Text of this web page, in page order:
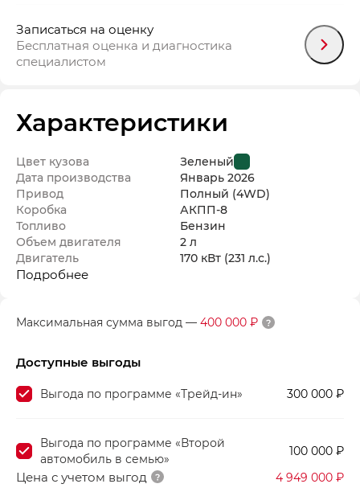
Записаться на оценку
Бесплатная оценка и диагностика
специалистом
Характеристики
Цвет кузова
Зеленый
Дата производства
Январь 2026
Привод
Полный (4WD)
Коробка
АКПП-8
Топливо
Бензин
Объем двигателя
2 л
Двигатель
170 кВт (231 л.с.)
Подробнее
Максимальная сумма выгод — 400 000 ₽
Доступные выгоды
300 000 ₽
Выгода по программе «Трейд-ин»
100 000 ₽
Выгода по программе «Второй
автомобиль в семью»
Цена с учетом выгод 4 949 000 ₽